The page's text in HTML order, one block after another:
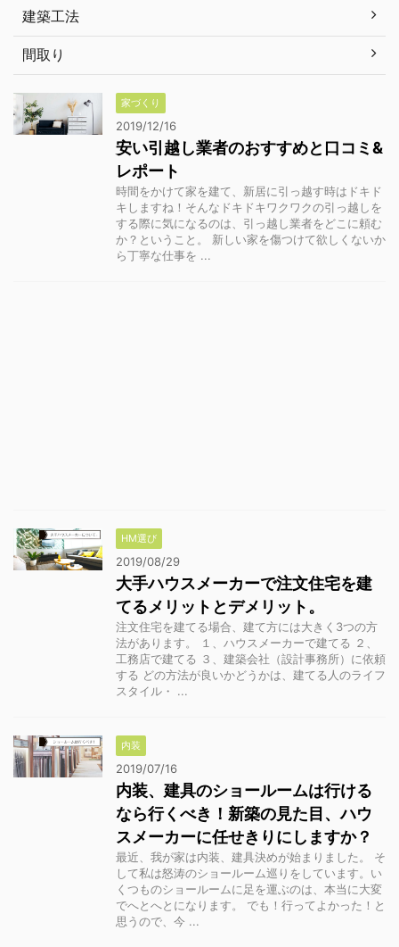
建築工法
間取り
家づくり
2019/12/16
安い引越し業者のおすすめと口コミ&
レポート
時間をかけて家を建て、新居に引っ越す時はドキド
キしますね！そんなドキドキワクワクの引っ越しを
する際に気になるのは、引っ越し業者をどこに頼む
か？ということ。 新しい家を傷つけて欲しくないか
ら丁寧な仕事を ...
HM選び
2019/08/29
大手ハウスメーカーで注文住宅を建
てるメリットとデメリット。
注文住宅を建てる場合、建て方には大きく3つの方
法があります。 １、ハウスメーカーで建てる ２、
工務店で建てる ３、建築会社（設計事務所）に依頼
する どの方法が良いかどうかは、建てる人のライフ
スタイル・ ...
内装
2019/07/16
内装、建具のショールームは行ける
なら行くべき！新築の見た目、ハウ
スメーカーに任せきりにしますか？
最近、我が家は内装、建具決めが始まりました。 そ
して私は怒涛のショールーム巡りをしています。い
くつものショールームに足を運ぶのは、本当に大変
でへとへとになります。 でも！行ってよかった！と
思うので、今 ...